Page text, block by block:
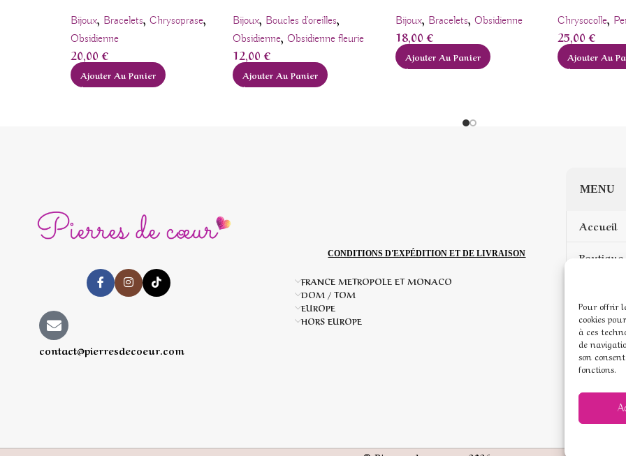
Pour offrir
cookies
à ces
de
son
fonctions.
Bijoux, Bracelets, Chrysoprase,
Obsidienne
20,00€
Ajouter Au Panier
Bijoux, Boucles d'oreilles,
Obsidienne, Obsidienne fleurie
12,00€
Ajouter Au Panier
Bijoux, Bracelets, Obsidienne
18,00€
Ajouter Au Panier
Chrysocolle,
25,00€
Ajouter Au
contact@pierresdecoeur.com
CONDITIONS D'EXPÉDITION ET DE LIVRAISON
FRANCE METROPOLE ET MONACO
DOM / TOM
EUROPE
HORS EUROPE
MENU
Accueil